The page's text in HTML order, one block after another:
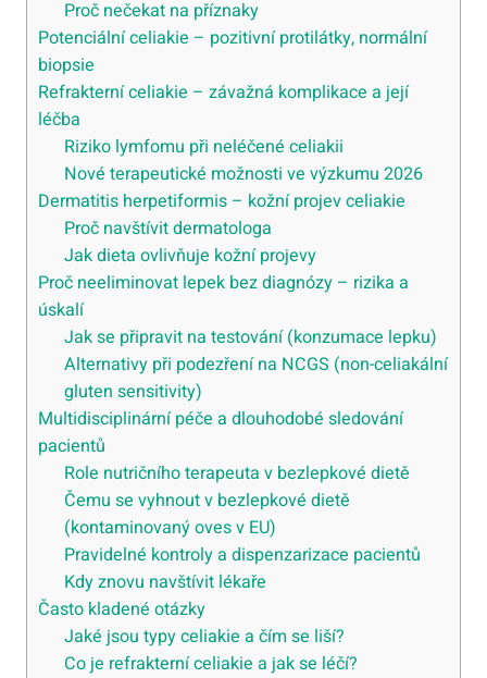
Proč nečekat na příznaky
Potenciální celiakie – pozitivní protilátky, normální
biopsie
Refrakterní celiakie – závažná komplikace a její
léčba
Riziko lymfomu při neléčené celiakii
Nové terapeutické možnosti ve výzkumu 2026
Dermatitis herpetiformis – kožní projev celiakie
Proč navštívit dermatologa
Jak dieta ovlivňuje kožní projevy
Proč neeliminovat lepek bez diagnózy – rizika a
úskalí
Jak se připravit na testování (konzumace lepku)
Alternativy při podezření na NCGS (non-celiakální
gluten sensitivity)
Multidisciplinární péče a dlouhodobé sledování
pacientů
Role nutričního terapeuta v bezlepkové dietě
Čemu se vyhnout v bezlepkové dietě
(kontaminovaný oves v EU)
Pravidelné kontroly a dispenzarizace pacientů
Kdy znovu navštívit lékaře
Často kladené otázky
Jaké jsou typy celiakie a čím se liší?
Co je refrakterní celiakie a jak se léčí?